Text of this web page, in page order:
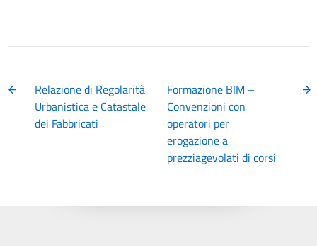
Relazione di Regolarità
Urbanistica e Catastale
dei Fabbricati
Formazione BIM –
Convenzioni con
operatori per
erogazione a
prezziagevolati di corsi